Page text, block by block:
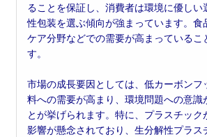
ることを保証し、消費者は環境に優しい
性包装を選ぶ傾向が強まっています。食
ケア分野などでの需要が高まっているこ
す。
市場の成長要因としては、低カーボンフ
料への需要が高まり、環境問題への意識
とが挙げられます。特に、プラスチック
影響が懸念されており、生分解性プラス